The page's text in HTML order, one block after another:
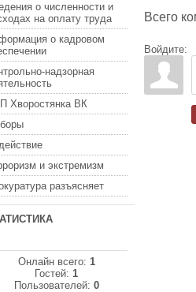
о численности и
на оплату труда
о кадровом
надзорная
Хворостянка ВК
и экстремизм
разъясняет
Онлайн всего: 1
Гостей:1
Пользователей: 0
Всего
Войдите: